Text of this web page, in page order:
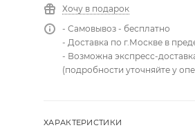
Хочу в подарок
- Самовывоз - бесплатно
- Доставка по г.Москве в
- Возможна экспресс-
(подробности уточняйте у
ХАРАКТЕРИСТИКИ